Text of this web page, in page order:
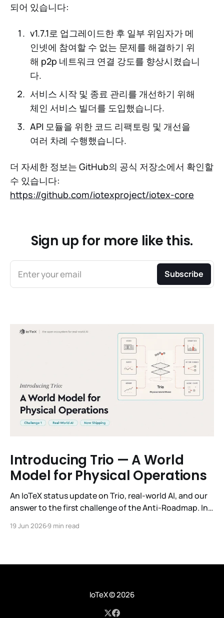
되어 있습니다:
v1.7.1로 업그레이드한 후 일부 위임자가 메
인넷에 참여할 수 없는 문제를 해결하기 위
해 p2p 네트워크 연결 강도를 향상시켰습니
다.
서비스 시작 및 종료 관리를 개선하기 위해
체인 서비스 빌더를 도입했습니다.
API 모듈을 위한 코드 리팩토링 및 개선을
여러 차례 수행했습니다.
더 자세한 정보는 GitHub의 공식 저장소에서 확인할
수 있습니다:
https://github.com/iotexproject/iotex-core
Sign up for more like this.
Enter your email Subscribe
Introducing Trio — A World
Model for Physical Operations
An IoTeX status update on Trio, real-world AI, and our
answer to the first challenge of the Anti-Roadmap. In
three challenges instead of a timeline. Challenge 1 was
19 Jun 20269 min read
IoTeX© 2026